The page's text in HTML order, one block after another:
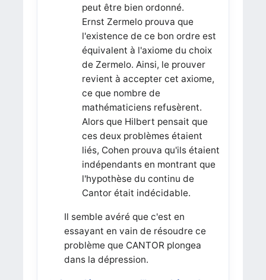
peut être bien ordonné.
Ernst Zermelo prouva que
l'existence de ce bon ordre est
équivalent à l'axiome du choix
de Zermelo. Ainsi, le prouver
revient à accepter cet axiome,
ce que nombre de
mathématiciens refusèrent.
Alors que Hilbert pensait que
ces deux problèmes étaient
liés, Cohen prouva qu'ils étaient
indépendants en montrant que
l'hypothèse du continu de
Cantor était indécidable.
Il semble avéré que c'est en
essayant en vain de résoudre ce
problème que CANTOR plongea
dans la dépression.